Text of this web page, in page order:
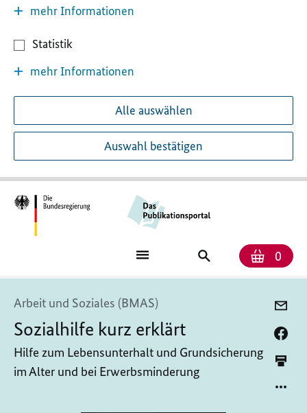
mehr Informationen
Statistik
mehr Informationen
Alle auswählen
Auswahl bestätigen
0
Arbeit und Soziales (BMAS)
Sozialhilfe kurz erklärt
Hilfe zum Lebensunterhalt und Grundsicherung
im Alter und bei Erwerbsminderung